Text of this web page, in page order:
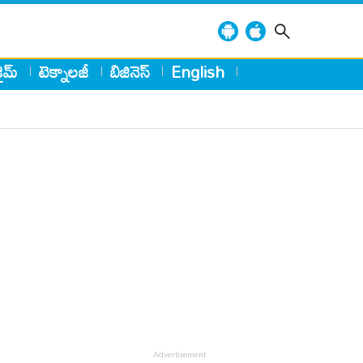
టెక్నాలజీ బిజినెస్ English